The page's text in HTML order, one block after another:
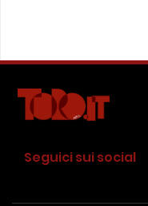
Seguici sui social